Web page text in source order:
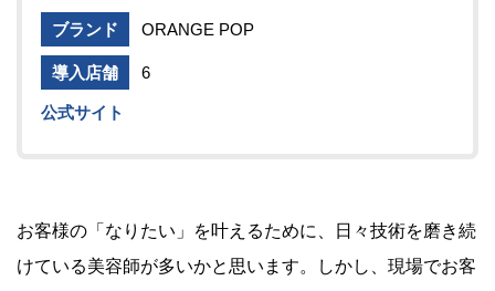
ブランド ORANGE POP
導入店舗 6
公式サイト
お客様の「なりたい」を叶えるために、日々技術を磨き続
けている美容師が多いかと思います。しかし、現場でお客